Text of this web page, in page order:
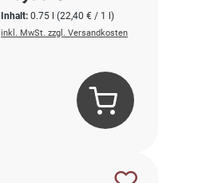
Inhalt:0.75 l(22,40 € / 1 l)
inkl. MwSt. zzgl. Versandkosten